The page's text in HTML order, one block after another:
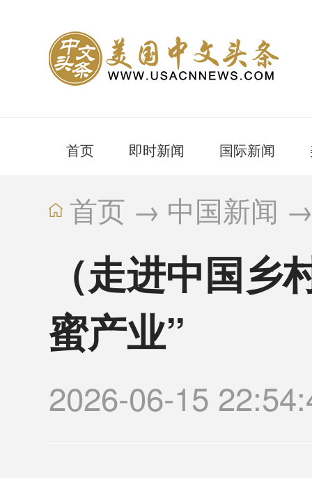
首页 即时新闻 国际新闻
首页 → 中国新闻
（走进中国
蜜产业”
2026-06-15